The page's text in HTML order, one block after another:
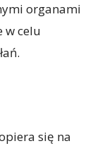
organami
w celu
się na